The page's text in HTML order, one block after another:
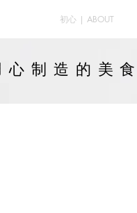
初心 | ABOUT
制造的 美食